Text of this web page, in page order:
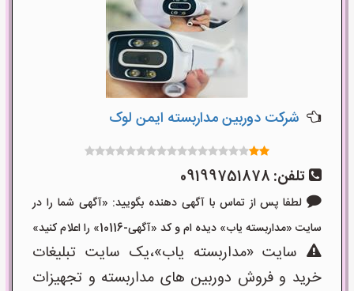
شرکت دوربین مداربسته ایمن لوک
تلفن: 09199751878
لطفا پس از تماس با آگهی دهنده بگویید: «آگهی شما را در
سایت «مداربسته یاب» دیده ام و کد «آگهی-10116» را اعلام کنید»
سایت «مداربسته یاب»،یک سایت تبلیغات
خرید و فروش دوربین های مداربسته و تجهیزات